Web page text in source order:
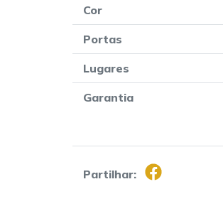
Cor
Portas
Lugares
Garantia
Partilhar: